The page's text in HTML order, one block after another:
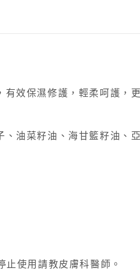
效保濕修護，輕柔呵護，
油菜籽油、海甘籃籽油、
使用請教皮膚科醫師。